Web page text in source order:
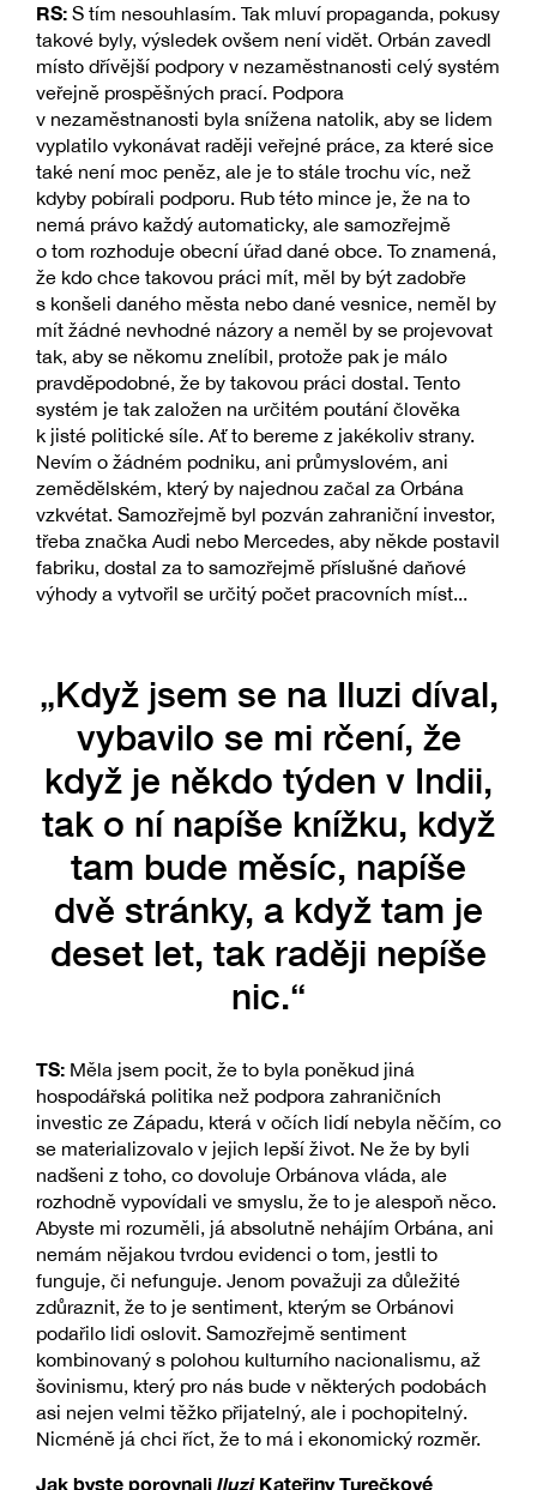
RS: S tím nesouhlasím. Tak mluví propaganda, pokusy
takové byly, výsledek ovšem není vidět. Orbán zavedl
místo dřívější podpory v nezaměstnanosti celý systém
veřejně prospěšných prací. Podpora
v nezaměstnanosti byla snížena natolik, aby se lidem
vyplatilo vykonávat raději veřejné práce, za které sice
také není moc peněz, ale je to stále trochu víc, než
kdyby pobírali podporu. Rub této mince je, že na to
nemá právo každý automaticky, ale samozřejmě
o tom rozhoduje obecní úřad dané obce. To znamená,
že kdo chce takovou práci mít, měl by být zadobře
s konšeli daného města nebo dané vesnice, neměl by
mít žádné nevhodné názory a neměl by se projevovat
tak, aby se někomu znelíbil, protože pak je málo
pravděpodobné, že by takovou práci dostal. Tento
systém je tak založen na určitém poutání člověka
k jisté politické síle. Ať to bereme z jakékoliv strany.
Nevím o žádném podniku, ani průmyslovém, ani
zemědělském, který by najednou začal za Orbána
vzkvétat. Samozřejmě byl pozván zahraniční investor,
třeba značka Audi nebo Mercedes, aby někde postavil
fabriku, dostal za to samozřejmě příslušné daňové
výhody a vytvořil se určitý počet pracovních míst...
„Když jsem se na Iluzi díval,
vybavilo se mi rčení, že
když je někdo týden v Indii,
tak o ní napíše knížku, když
tam bude měsíc, napíše
dvě stránky, a když tam je
deset let, tak raději nepíše
nic.“
TS: Měla jsem pocit, že to byla poněkud jiná
hospodářská politika než podpora zahraničních
investic ze Západu, která v očích lidí nebyla něčím, co
se materializovalo v jejich lepší život. Ne že by byli
nadšeni z toho, co dovoluje Orbánova vláda, ale
rozhodně vypovídali ve smyslu, že to je alespoň něco.
Abyste mi rozuměli, já absolutně nehájím Orbána, ani
nemám nějakou tvrdou evidenci o tom, jestli to
funguje, či nefunguje. Jenom považuji za důležité
zdůraznit, že to je sentiment, kterým se Orbánovi
podařilo lidi oslovit. Samozřejmě sentiment
kombinovaný s polohou kulturního nacionalismu, až
šovinismu, který pro nás bude v některých podobách
asi nejen velmi těžko přijatelný, ale i pochopitelný.
Nicméně já chci říct, že to má i ekonomický rozměr.
Jak byste porovnali IluziKateřiny Turečkové